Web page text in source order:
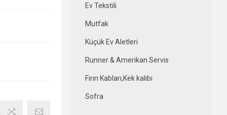
Ev Tekstili
Mutfak
Küçük Ev Aletleri
Runner & Amerikan Servis
Fırın Kabları,Kek kalıbı
Sofra